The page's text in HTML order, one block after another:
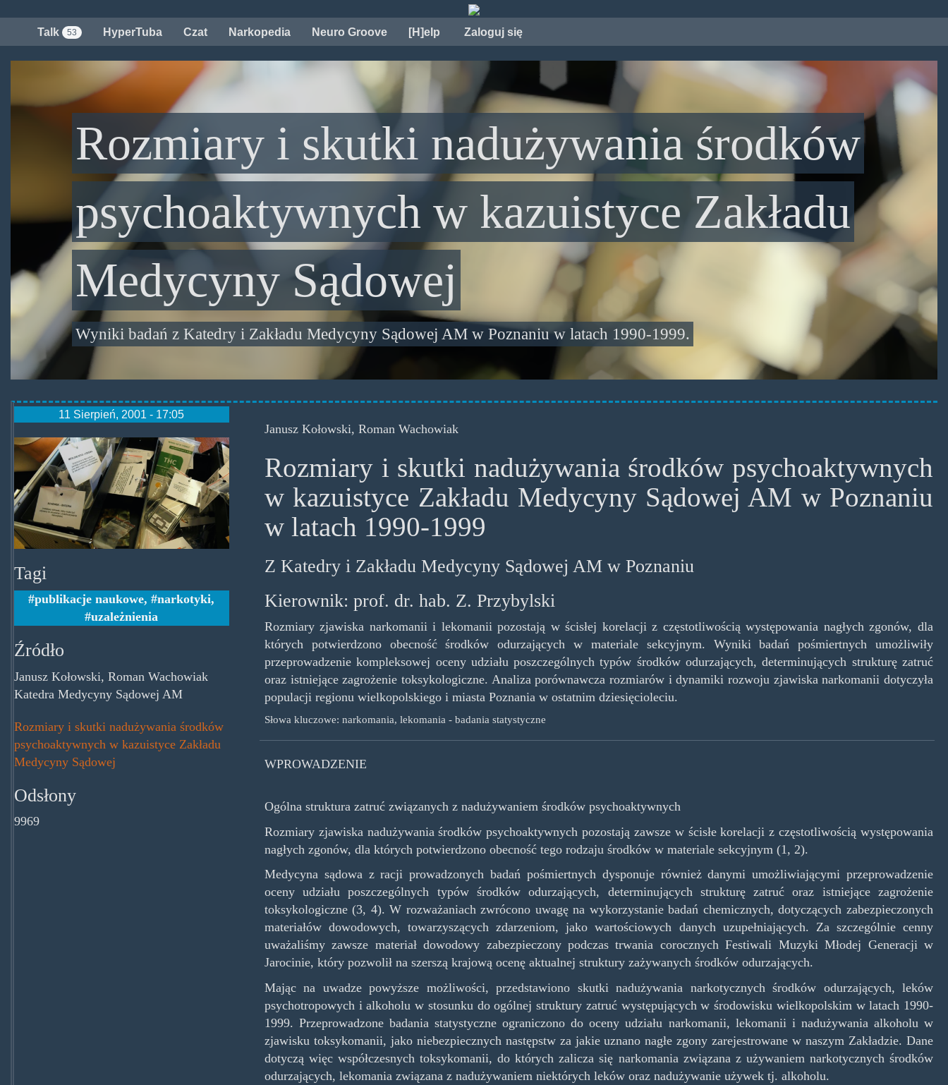
treści
Talk 53 HyperTuba Czat Narkopedia Neuro Groove [H]elp Zaloguj się
Rozmiary i skutki nadużywania środków
psychoaktywnych w kazuistyce Zakładu
Medycyny Sądowej
Wyniki badań z Katedry i Zakładu Medycyny Sądowej AM w Poznaniu w latach 1990-1999.
11 Sierpień, 2001 - 17:05
walizkinarkotyki.jpg
Tagi
publikacje naukowe, narkotyki,
uzależnienia
Źródło
Janusz Kołowski, Roman Wachowiak
Katedra Medycyny Sądowej AM
Rozmiary i skutki nadużywania środków
psychoaktywnych w kazuistyce Zakładu
Medycyny Sądowej
Odsłony
9969
Janusz Kołowski, Roman Wachowiak
Rozmiary i skutki nadużywania środków psychoaktywnych
w kazuistyce Zakładu Medycyny Sądowej AM w Poznaniu
w latach 1990-1999
Z Katedry i Zakładu Medycyny Sądowej AM w Poznaniu
Kierownik: prof. dr. hab. Z. Przybylski
Rozmiary zjawiska narkomanii i lekomanii pozostają w ścisłej korelacji z częstotliwością występowania nagłych zgonów, dla
których potwierdzono obecność środków odurzających w materiale sekcyjnym. Wyniki badań pośmiertnych umożliwiły
przeprowadzenie kompleksowej oceny udziału poszczególnych typów środków odurzających, determinujących strukturę zatruć
oraz istniejące zagrożenie toksykologiczne. Analiza porównawcza rozmiarów i dynamiki rozwoju zjawiska narkomanii dotyczyła
populacji regionu wielkopolskiego i miasta Poznania w ostatnim dziesięcioleciu.
Słowa kluczowe: narkomania, lekomania - badania statystyczne
WPROWADZENIE
Ogólna struktura zatruć związanych z nadużywaniem środków psychoaktywnych
Rozmiary zjawiska nadużywania środków psychoaktywnych pozostają zawsze w ścisłe korelacji z częstotliwością występowania
nagłych zgonów, dla których potwierdzono obecność tego rodzaju środków w materiale sekcyjnym (1, 2).
Medycyna sądowa z racji prowadzonych badań pośmiertnych dysponuje również danymi umożliwiającymi przeprowadzenie
oceny udziału poszczególnych typów środków odurzających, determinujących strukturę zatruć oraz istniejące zagrożenie
toksykologiczne (3, 4). W rozważaniach zwrócono uwagę na wykorzystanie badań chemicznych, dotyczących zabezpieczonych
materiałów dowodowych, towarzyszących zdarzeniom, jako wartościowych danych uzupełniających. Za szczególnie cenny
uważaliśmy zawsze materiał dowodowy zabezpieczony podczas trwania corocznych Festiwali Muzyki Młodej Generacji w
Jarocinie, który pozwolił na szerszą krajową ocenę aktualnej struktury zażywanych środków odurzających.
Mając na uwadze powyższe możliwości, przedstawiono skutki nadużywania narkotycznych środków odurzających, leków
psychotropowych i alkoholu w stosunku do ogólnej struktury zatruć występujących w środowisku wielkopolskim w latach 1990-
1999. Przeprowadzone badania statystyczne ograniczono do oceny udziału narkomanii, lekomanii i nadużywania alkoholu w
zjawisku toksykomanii, jako niebezpiecznych następstw za jakie uznano nagłe zgony zarejestrowane w naszym Zakładzie. Dane
dotyczą więc współczesnych toksykomanii, do których zalicza się narkomania związana z używaniem narkotycznych środków
odurzających, lekomania związana z nadużywaniem niektórych leków oraz nadużywanie używek tj. alkoholu.